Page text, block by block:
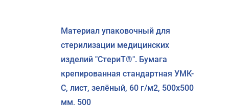
Материал упаковочный для
стерилизации медицинских
изделий "СтериТ®". Бумага
крепированная стандартная УМК-
С, лист, зелёный, 60 г/м2, 500х500
мм, 500